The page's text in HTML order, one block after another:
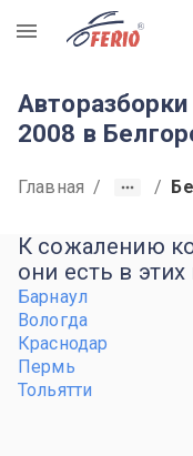
R
2008 в
Главная / /
К сожалению
они есть в этих
Барнаул
Вологда
Краснодар
Пермь
Тольятти